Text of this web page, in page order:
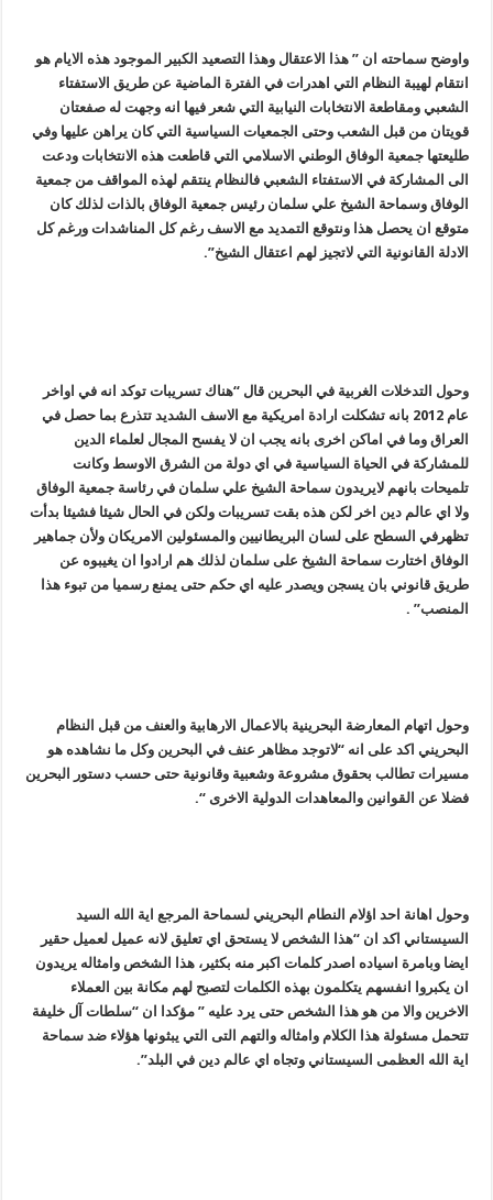
واوضح سماحته ان ” هذا الاعتقال وهذا التصعيد الكبير الموجود هذه الايام هو
انتقام لهيبة النظام التي اهدرات في الفترة الماضية عن طريق الاستفتاء
الشعبي ومقاطعة الانتخابات النيابية التي شعر فيها انه وجهت له صفعتان
قويتان من قبل الشعب وحتى الجمعيات السياسية التي كان يراهن عليها وفي
طليعتها جمعية الوفاق الوطني الاسلامي التي قاطعت هذه الانتخابات ودعت
الى المشاركة في الاستفتاء الشعبي فالنظام ينتقم لهذه المواقف من جمعية
الوفاق وسماحة الشيخ علي سلمان رئيس جمعية الوفاق بالذات لذلك كان
متوقع ان يحصل هذا ونتوقع التمديد مع الاسف رغم كل المناشدات ورغم كل
الادلة القانونية التي لاتجيز لهم اعتقال الشيخ”.
وحول التدخلات الغربية في البحرين قال “هناك تسريبات توكد انه في اواخر
عام 2012 بانه تشكلت ارادة امريكية مع الاسف الشديد تتذرع بما حصل في
العراق وما في اماكن اخرى بانه يجب ان لا يفسح المجال لعلماء الدين
للمشاركة في الحياة السياسية في اي دولة من الشرق الاوسط وكانت
تلميحات بانهم لايريدون سماحة الشيخ علي سلمان في رئاسة جمعية الوفاق
ولا اي عالم دين اخر لكن هذه بقت تسريبات ولكن في الحال شيئا فشيئا بدأت
تظهرفي السطح على لسان البريطانيين والمسئولين الامريكان ولأن جماهير
الوفاق اختارت سماحة الشيخ على سلمان لذلك هم ارادوا ان يغيبوه عن
طريق قانوني بان يسجن ويصدر عليه اي حكم حتى يمنع رسميا من تبوء هذا
المنصب” .
وحول اتهام المعارضة البحرينية بالاعمال الارهابية‎ ‎والعنف من قبل النظام
البحريني اكد على انه “لاتوجد مظاهر عنف في البحرين وكل ما نشاهده هو
مسيرات تطالب بحقوق مشروعة وشعبية وقانونية حتى حسب دستور البحرين
فضلا عن القوانين والمعاهدات الدولية الاخرى “.
وحول اهانة احد اؤلام النطام البحريني لسماحة المرجع اية الله السيد
السيستاني اكد ان “هذا الشخص لا يستحق اي تعليق لانه عميل لعميل حقير
ايضا وبامرة اسياده اصدر كلمات اكبر منه بكثير، هذا الشخص وامثاله يريدون
ان يكبروا انفسهم يتكلمون بهذه الكلمات لتصبح لهم مكانة بين العملاء
الاخرين والا من هو هذا الشخص حتى يرد عليه ” مؤكدا ان “سلطات آل خليفة
تتحمل مسئولة هذا الكلام وامثاله والتهم التى التي يبثونها هؤلاء ضد سماحة
اية الله العظمى السيستاني وتجاه اي عالم دين في البلد”.